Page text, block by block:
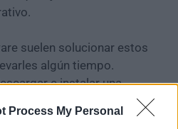
Process My Personal
suelen solucionar estos
algún tiempo.
e instalar una